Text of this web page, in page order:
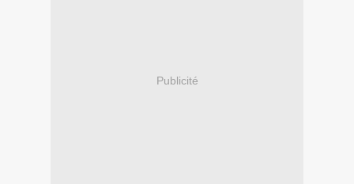
Publicité